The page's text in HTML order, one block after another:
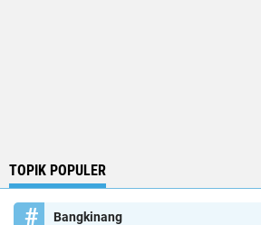
TOPIK POPULER
Bangkinang